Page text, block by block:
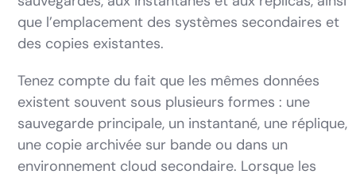
que l’emplacement des systèmes secondaires et
des copies existantes.
Tenez compte du fait que les mêmes données
existent souvent sous plusieurs formes : une
sauvegarde principale, un instantané, une réplique,
une copie archivée sur bande ou dans un
environnement cloud secondaire. Lorsque les